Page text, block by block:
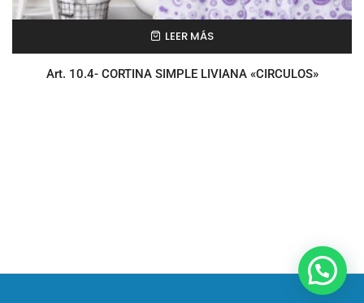
LEER MÁS
Art. 10.4- CORTINA SIMPLE LIVIANA «CIRCULOS»